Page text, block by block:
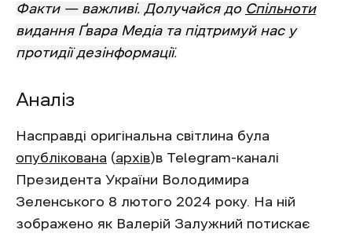
Факти — важливі. Долучайся до Спільноти
видання Ґвара Медіа та підтримуй нас у
протидії дезінформації.
Аналіз
Насправді оригінальна світлина була
опублікована (архів)в Telegram-каналі
Президента України Володимира
Зеленського 8 лютого 2024 року. На ній
зображено як Валерій Залужний потискає